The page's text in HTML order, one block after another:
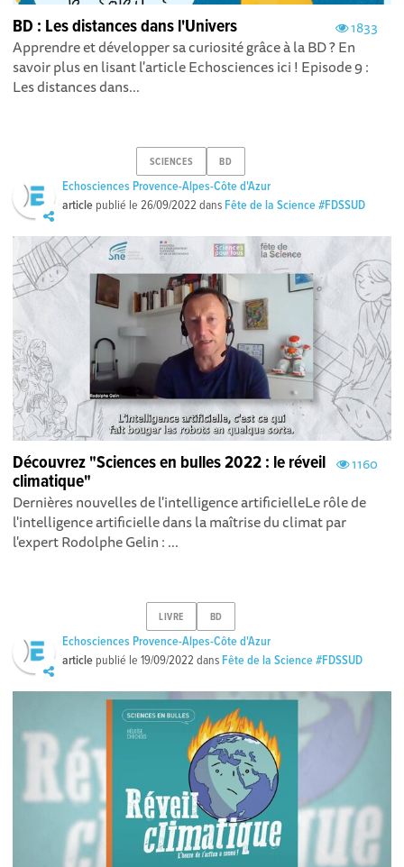
1833
BD : Les distances dans l'Univers
Apprendre et développer sa curiosité grâce à la BD ? En
savoir plus en lisant l'article Echosciences ici ! Episode 9 :
Les distances dans...
SCIENCES BD
Echosciences Provence-Alpes-Côte d'Azur
article publié le26/09/2022 dans Fête de la Science #FDSSUD
1160
Découvrez "Sciences en bulles 2022 : le réveil
climatique"
Dernières nouvelles de l'intelligence artificielleLe rôle de
l'intelligence artificielle dans la maîtrise du climat par
l'expert Rodolphe Gelin : ...
LIVRE BD
Echosciences Provence-Alpes-Côte d'Azur
article publié le19/09/2022 dans Fête de la Science #FDSSUD